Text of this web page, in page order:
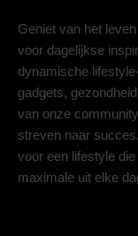
Geniet van het
voor dagelijkse
dynamische
gadgets,
van onze
streven naar
voor een lifestyle
maximale uit elke